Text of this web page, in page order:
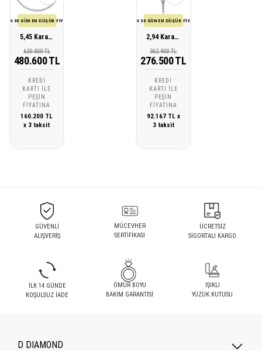
SON 30 GÜN EN DÜŞÜK FİYATI
5,45 Karat Pırlanta Gerdanlık
630.800 TL
480.600 TL
KREDI
KARTI ILE
PEŞIN
FIYATINA
160.200 TL
x 3 taksit
SON 30 GÜN EN DÜŞÜK FİYATI
2,94 Karat Pırlanta Baget Gerdanlık
362.900 TL
276.500 TL
KREDI
KARTI ILE
PEŞIN
FIYATINA
92.167 TL x
3 taksit
GÜVENLİ
ALIŞVERİŞ
MÜCEVHER
SERTİFİKASI
ÜCRETSİZ
SİGORTALI KARGO
İLK 14 GÜNDE
KOŞULSUZ İADE
ÖMÜR BOYU
BAKIM GARANTİSİ
IŞIKLI
YÜZÜK KUTUSU
D DIAMOND